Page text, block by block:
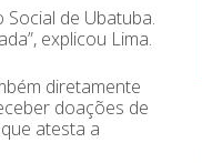
de Ubatuba.
explicou Lima.
diretamente
doações de
atesta a